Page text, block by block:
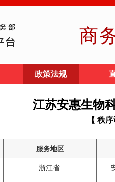
商
政策法规
江苏安惠生物
【 秩
服务地区
浙江省